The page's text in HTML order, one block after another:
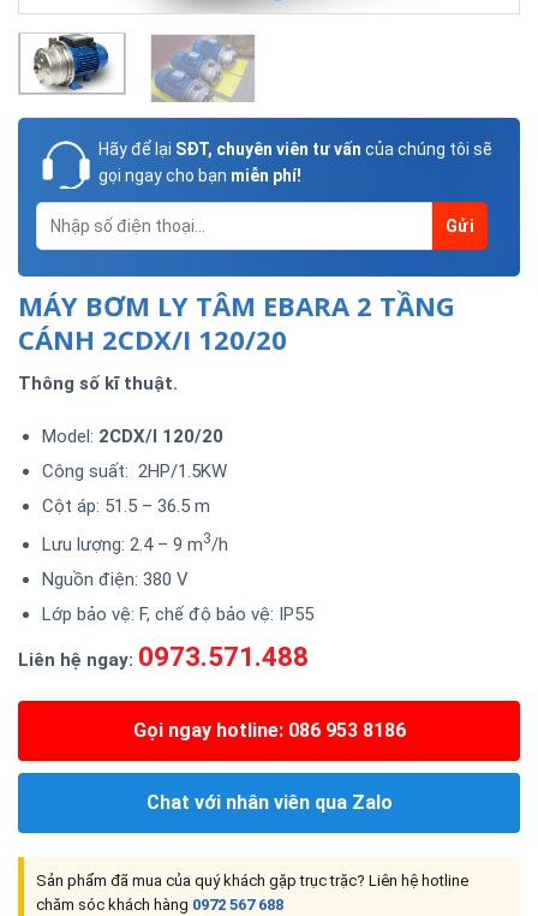
Hãy để lại SĐT, chuyên viên tư vấn của chúng tôi sẽ
gọi ngay cho bạn miễn phí!
MÁY BƠM LY TÂM EBARA 2 TẦNG
CÁNH 2CDX/I 120/20
Thông số kĩ thuật.
Model: 2CDX/I 120/20
Công suất: 2HP/1.5KW
Cột áp: 51.5 – 36.5 m
Lưu lượng: 2.4 – 9 m3/h
Nguồn điện: 380 V
Lớp bảo vệ: F, chế độ bảo vệ: IP55
Liên hệ ngay: 0973.571.488
Gọi ngay hotline: 086 953 8186
Chat với nhân viên qua Zalo
Sản phẩm đã mua của quý khách gặp trục trặc? Liên hệ hotline
chăm sóc khách hàng 0972 567 688